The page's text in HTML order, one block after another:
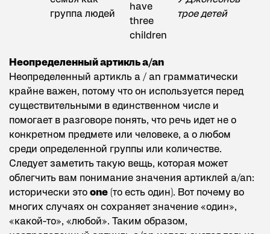
группа людей
have
three
children
трое детей
Неопределенный артикль a/an
Неопределенный артикль a / an грамматически
крайне важен, потому что он используется перед
существительными в единственном числе и
помогает в разговоре понять, что речь идет не о
конкретном предмете или человеке, а о любом
среди определенной группы или количестве.
Следует заметить такую вещь, которая может
облегчить вам понимание значения артиклей a/an:
исторически это one (то есть один). Вот почему во
многих случаях он сохраняет значение «один»,
«какой-то», «любой». Таким образом,